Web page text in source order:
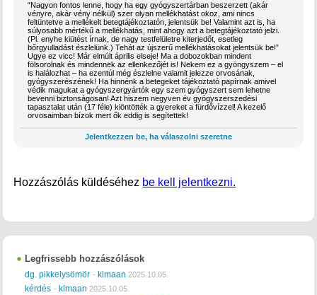
“Nagyon fontos lenne, hogy ha egy gyógyszertárban beszerzett (akár
vényre, akár vény nélkül) szer olyan mellékhatást okoz, ami nincs
feltüntetve a mellékelt betegtájékoztatón, jelentsük be! Valamint azt is, ha
súlyosabb mértékű a mellékhatás, mint ahogy azt a betegtájékoztató jelzi.
(Pl. enyhe kiütést írnak, de nagy testfelületre kiterjedőt, esetleg
bőrgyulladást észlelünk.) Tehát az újszerű mellékhatásokat jelentsük be!”
Ugye ez vicc! Már elmúlt április elseje! Ma a dobozokban mindent
fölsorolnak és mindennek az ellenkezőjét is! Nekem ez a gyöngyszem – el
is halálozhat – ha ezentúl még észlelne valamit jelezze orvosának,
gyógyszerészének! Ha hinnénk a betegeket tájékoztató papírnak amivel
védik magukat a gyógyszergyártók egy szem gyógyszert sem lehetne
bevenni biztonságosan! Azt hiszem negyven év gyógyszerszedési
tapasztalat után (17 féle) kiöntötték a gyereket a fürdővízzel! A kezelő
orvosaimban bízok mert ők eddig is segítettek!
Jelentkezzen be, ha válaszolni szeretne
Hozzászólás küldéséhez be kell jelentkezni.
Legfrissebb hozzászólások
dg. pikkelysömör - klmaan 2025.10.05.
kérdés - klmaan 2025.10.05.